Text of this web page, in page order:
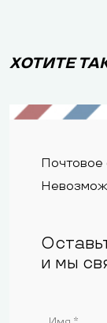
ХОТИТЕ
и мы